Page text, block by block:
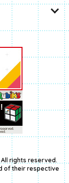
rights reserved.
of their respective